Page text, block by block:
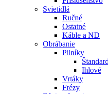
Svietidlá
Ručné
Ostatné
Káble a ND
Obrábanie
Pilníky
Štandard
Ihlové
Vrtáky
Frézy